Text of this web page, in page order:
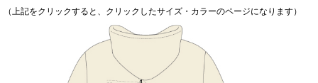
（上記をクリックすると、クリックしたサイズ・カラーのページになります）